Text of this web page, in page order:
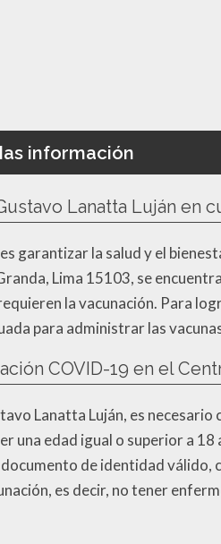
información
Lanatta Luján en
garantizar la salud y el
Lima 15103, se
la vacunación. Para
para administrar las
COVID-19 en el
Lanatta Luján, es
edad igual o superior a
de identidad válido,
es decir, no tener